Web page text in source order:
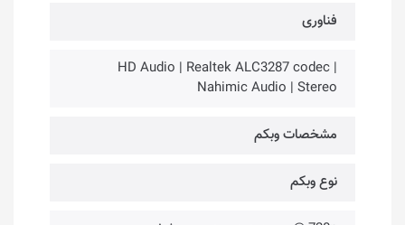
فناوری‌
HD Audio | Realtek ALC3287 codec |
Nahimic Audio | Stereo
مشخصات وبکم
نوع وبکم